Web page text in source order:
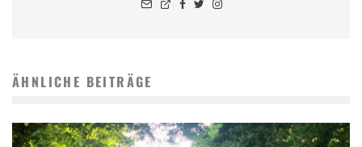
ÄHNLICHE BEITRÄGE